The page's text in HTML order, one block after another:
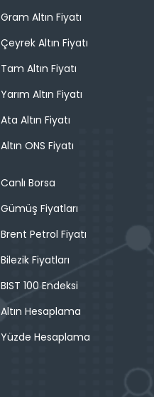
Gram Altın Fiyatı
Çeyrek Altın Fiyatı
Tam Altın Fiyatı
Yarım Altın Fiyatı
Ata Altın Fiyatı
Altın ONS Fiyatı
Canlı Borsa
Gümüş Fiyatları
Brent Petrol Fiyatı
Bilezik Fiyatları
BIST 100 Endeksi
Altın Hesaplama
Yüzde Hesaplama